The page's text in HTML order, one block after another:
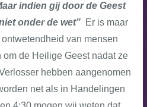
indien gij door de Geest
onder de wet” Er is maar
van mensen
de Heilige Geest nadat ze
hebben aangenomen
net als in Handelingen